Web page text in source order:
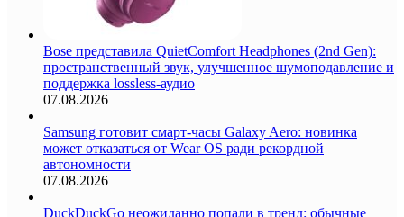
Bose представила QuietComfort Headphones (2nd Gen):
пространственный звук, улучшенное шумоподавление и
поддержка lossless-аудио
07.08.2026
Samsung готовит смарт-часы Galaxy Aero: новинка
может отказаться от Wear OS ради рекордной
автономности
07.08.2026
DuckDuckGo неожиданно попали в тренд: обычные